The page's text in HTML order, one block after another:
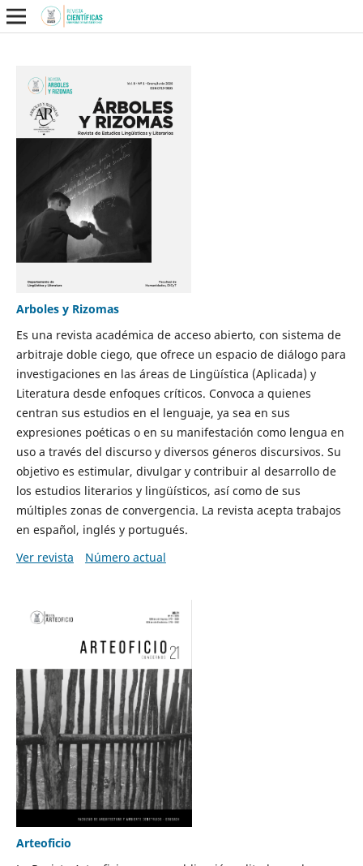
Arboles y Rizomas
Es una revista académica de acceso abierto, con sistema de
arbitraje doble ciego, que ofrece un espacio de diálogo para
investigaciones en las áreas de Lingüística (Aplicada) y
Literatura desde enfoques críticos. Convoca a quienes
centran sus estudios en el lenguaje, ya sea en sus
expresiones poéticas o en su manifestación como lengua en
uso a través del discurso y diversos géneros discursivos. Su
objetivo es estimular, divulgar y contribuir al desarrollo de
los estudios literarios y lingüísticos, así como de sus
múltiples zonas de convergencia. La revista acepta trabajos
en español, inglés y portugués.
Ver revista
Número actual
Arteoficio